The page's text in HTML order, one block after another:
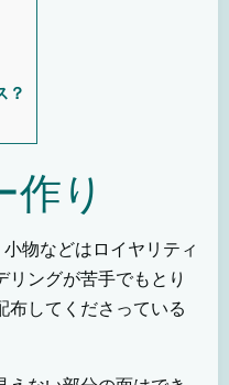
？
り
物などはロイヤリティ
ングが苦手でもとり
布してくださっている